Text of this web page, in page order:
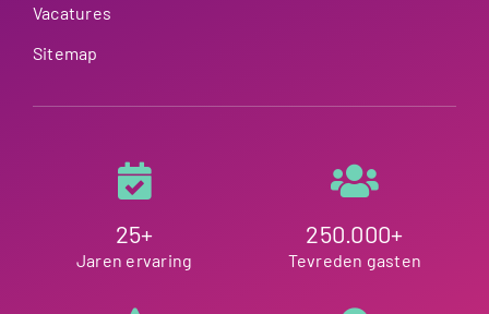
Vacatures
Sitemap
25+
Jaren ervaring
250.000+
Tevreden gasten